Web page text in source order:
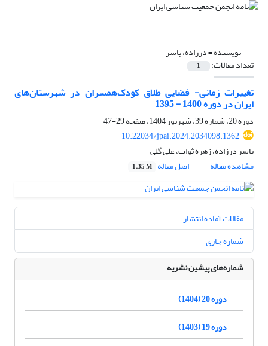
نویسنده =درزاده، یاسر
تعداد مقالات: 1
تغییرات زمانی- فضایی طلاق کودک‌همسران در شهرستان‌های
ایران در دوره 1400 - 1395
دوره 20، شماره 39، شهریور 1404، صفحه
29-47
10.22034/jpai.2024.2034098.1362
یاسر درزاده، زهره ثواب، علی گلی
مشاهده مقاله
اصل مقاله 1.35 M
مقالات آماده انتشار
شماره جاری
شماره‌های پیشین نشریه
دوره 20 (1404)
دوره 19 (1403)